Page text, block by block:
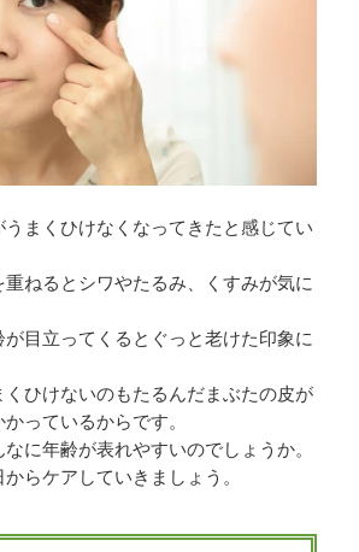
まくひけなくなってきたと感じてい
重ねるとシワやたるみ、くすみが気に
が目立ってくるとぐっと老けた印象に
くひけないのもたるんだまぶたの皮が
っているからです。
に年齢が表れやすいのでしょうか。
らケアしていきましょう。